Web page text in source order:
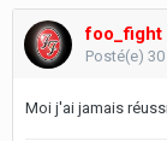
foo_fight
Posté(e)
Moi j'ai jamais